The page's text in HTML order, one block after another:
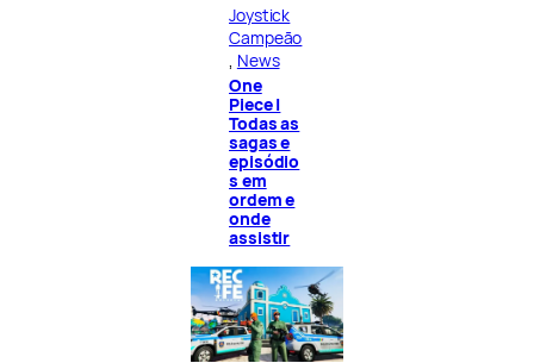
Joystick
Campeão
News
One
Piece |
Todas as
sagas e
episódio
s em
ordem e
onde
assistir